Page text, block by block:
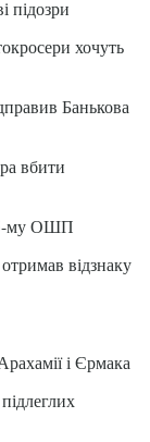
хочуть
Банькова
вбити
му ОШП
відзнаку
і Єрмака